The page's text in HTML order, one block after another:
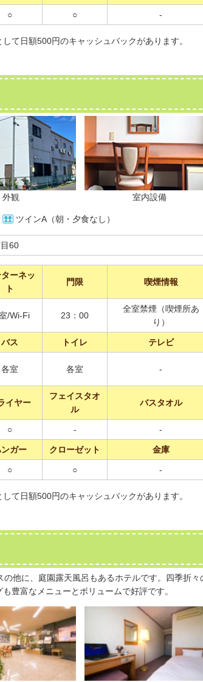
○ ○ -
て日額500円のキャッシュバックがあります。
外観 室内設備
ツインA（朝・夕食なし）
60
ーネッ
ト
門限 喫煙情報
/Wi-Fi 23：00
全室禁煙（喫煙所あ
り）
バス トイレ テレビ
各室 各室 -
イヤー
フェイスタオ
ル
バスタオル
○ - -
ガー クローゼット 金庫
○ ○ -
て日額500円のキャッシュバックがあります。
他に、庭園露天風呂もあるホテルです。四季折々
豊富なメニューとボリュームで好評です。